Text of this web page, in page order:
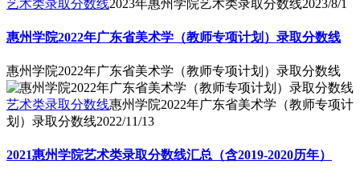
艺术类录取分数线2023年惠州学院艺术类录取分数线2023/8/1
惠州学院2022年广东省美术学（教师专项计划）录取分数线
惠州学院2022年广东省美术学（教师专项计划）录取分数线
艺术类录取分数线惠州学院2022年广东省美术学（教师专项计
划）录取分数线2022/11/13
2021惠州学院艺术类录取分数线汇总（含2019-2020历年）